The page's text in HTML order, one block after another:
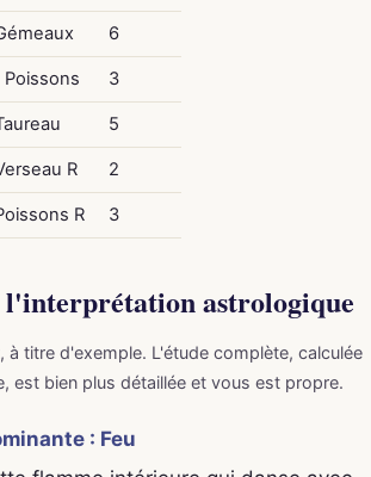
6
Poissons 3
5
R 2
R 3
l'interprétation astrologique
à titre d'exemple. L'étude complète, calculée
est bien plus détaillée et vous est propre.
: Feu